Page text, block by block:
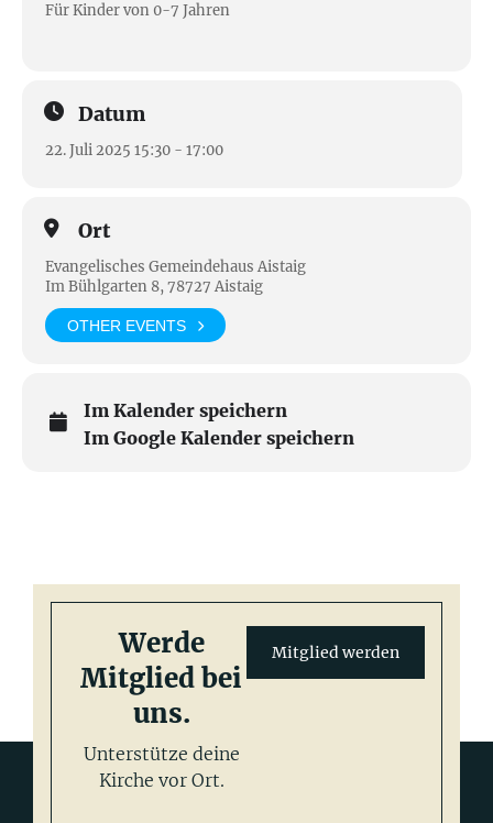
Für Kinder von 0-7 Jahren
Datum
22. Juli 2025 15:30 - 17:00
Ort
Evangelisches Gemeindehaus Aistaig
Im Bühlgarten 8, 78727 Aistaig
OTHER EVENTS
Im Kalender speichern
Im Google Kalender speichern
Werde
Mitglied bei
uns.
Unterstütze deine
Kirche vor Ort.
Mitglied werden